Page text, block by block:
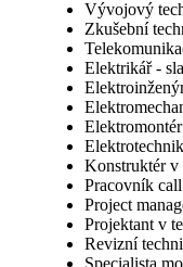
Vývojový
Zkušební
Elektrikář -
Elektromontér
Elektrotechnik
Konstruktér v
Pracovník
Project
Projektant v
Revizní